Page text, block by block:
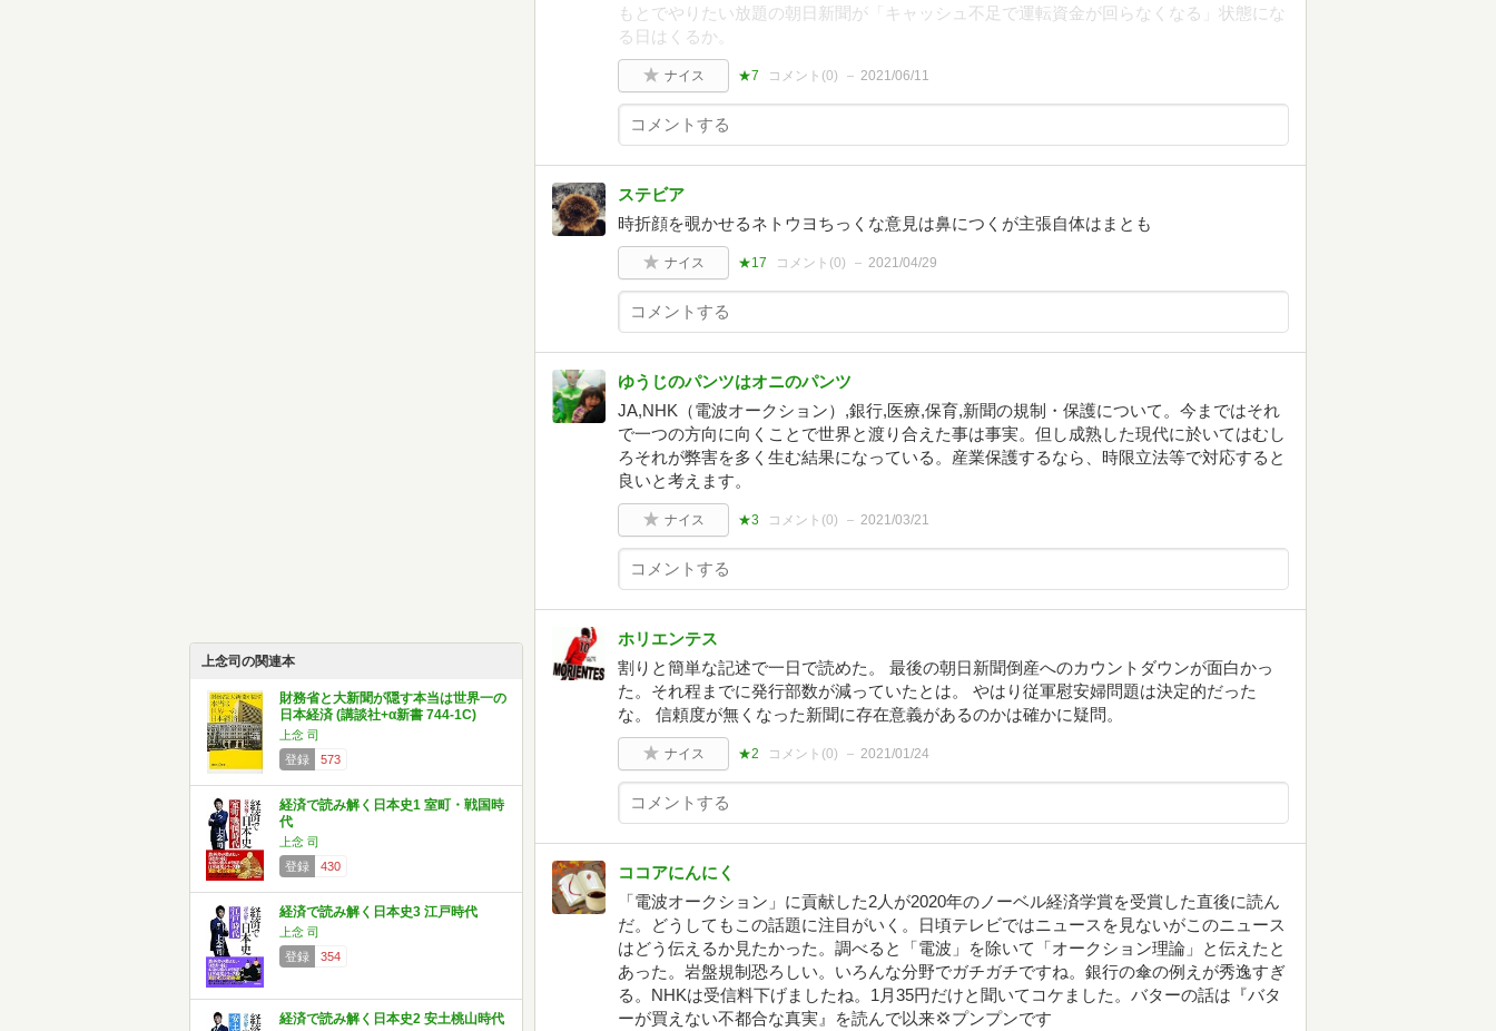
上念司の関連本
財務省と大新聞が隠す本当は世界一の
日本経済 (講談社+α新書 744-1C)
上念 司
登録
573
経済で読み解く日本史1 室町・戦国時
代
上念 司
登録
430
経済で読み解く日本史3 江戸時代
上念 司
登録
354
経済で読み解く日本史2 安土桃山時代
もとでやりたい放題の朝日新聞が「キャッシュ不足で運転資金が回らなくなる」状態にな
る日はくるか。
ナイス ★7 コメント(0) 2021/06/11
ステビア
時折顔を覗かせるネトウヨちっくな意見は鼻につくが主張自体はまとも
ナイス ★17 コメント(0) 2021/04/29
ゆうじのパンツはオニのパンツ
JA,NHK（電波オークション）,銀行,医療,保育,新聞の規制・保護について。今まではそれ
で一つの方向に向くことで世界と渡り合えた事は事実。但し成熟した現代に於いてはむし
ろそれが弊害を多く生む結果になっている。産業保護するなら、時限立法等で対応すると
良いと考えます。
ナイス ★3 コメント(0) 2021/03/21
ホリエンテス
割りと簡単な記述で一日で読めた。 最後の朝日新聞倒産へのカウントダウンが面白かっ
た。それ程までに発行部数が減っていたとは。 やはり従軍慰安婦問題は決定的だった
な。 信頼度が無くなった新聞に存在意義があるのかは確かに疑問。
ナイス ★2 コメント(0) 2021/01/24
ココアにんにく
「電波オークション」に貢献した2人が2020年のノーベル経済学賞を受賞した直後に読ん
だ。どうしてもこの話題に注目がいく。日頃テレビではニュースを見ないがこのニュース
はどう伝えるか見たかった。調べると「電波」を除いて「オークション理論」と伝えたと
あった。岩盤規制恐ろしい。いろんな分野でガチガチですね。銀行の傘の例えが秀逸すぎ
る。NHKは受信料下げましたね。1月35円だけと聞いてコケました。バターの話は『バタ
ーが買えない不都合な真実』を読んで以来💢プンプンです